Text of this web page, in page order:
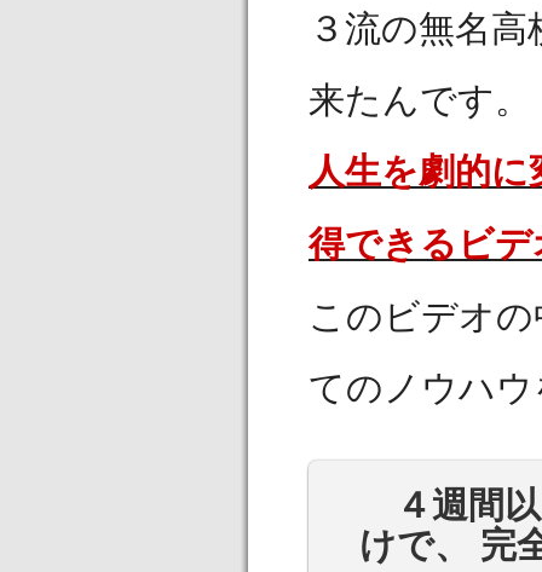
３流の無名
来たんです。
人生を劇的
得できるビ
このビデオ
てのノウハ
４週間以
けで、 完